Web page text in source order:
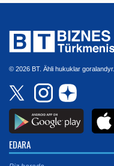
© 2026 BT. Ähli hukuklar goralandyr.
EDARA